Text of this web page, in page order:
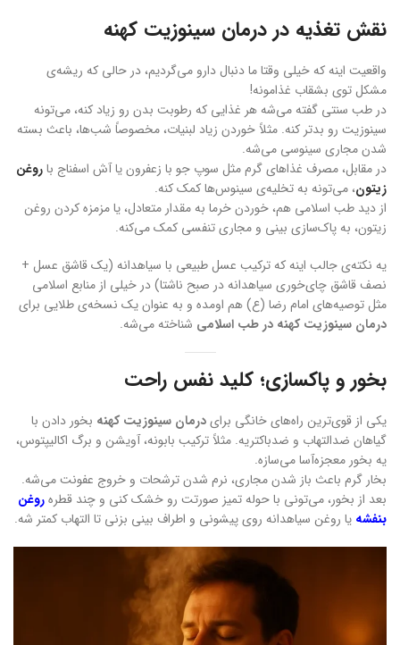
نقش تغذیه در درمان سینوزیت کهنه
واقعیت اینه که خیلی وقتا ما دنبال دارو می‌گردیم، در حالی که ریشه‌ی
مشکل توی بشقاب غذامونه!
در طب سنتی گفته می‌شه هر غذایی که رطوبت بدن رو زیاد کنه، می‌تونه
سینوزیت رو بدتر کنه. مثلاً خوردن زیاد لبنیات، مخصوصاً شب‌ها، باعث بسته
شدن مجاری سینوسی می‌شه.
در مقابل، مصرف غذاهای گرم مثل سوپ جو با زعفرون یا آش اسفناج باروغن
زیتون، می‌تونه به تخلیه‌ی سینوس‌ها کمک کنه.
از دید طب اسلامی هم، خوردن خرما به مقدار متعادل، یا مزمزه کردن روغن
زیتون، به پاک‌سازی بینی و مجاری تنفسی کمک می‌کنه.
یه نکته‌ی جالب اینه که ترکیب عسل طبیعی با سیاهدانه (یک قاشق عسل +
نصف قاشق چای‌خوری سیاهدانه در صبح ناشتا) در خیلی از منابع اسلامی
مثل توصیه‌های امام رضا (ع) هم اومده و به عنوان یک نسخه‌ی طلایی برای
درمان سینوزیت کهنه در طب اسلامی شناخته می‌شه.
بخور و پاکسازی؛ کلید نفس راحت
یکی از قوی‌ترین راه‌های خانگی برایدرمان سینوزیت کهنه بخور دادن با
گیاهان ضدالتهاب و ضدباکتریه. مثلاً ترکیب بابونه، آویشن و برگ اکالیپتوس،
یه بخور معجزه‌آسا می‌سازه.
بخار گرم باعث باز شدن مجاری، نرم شدن ترشحات و خروج عفونت می‌شه.
بعد از بخور، می‌تونی با حوله تمیز صورتت رو خشک کنی و چند قطرهروغن
بنفشه یا روغن سیاهدانه روی پیشونی و اطراف بینی بزنی تا التهاب کمتر شه.